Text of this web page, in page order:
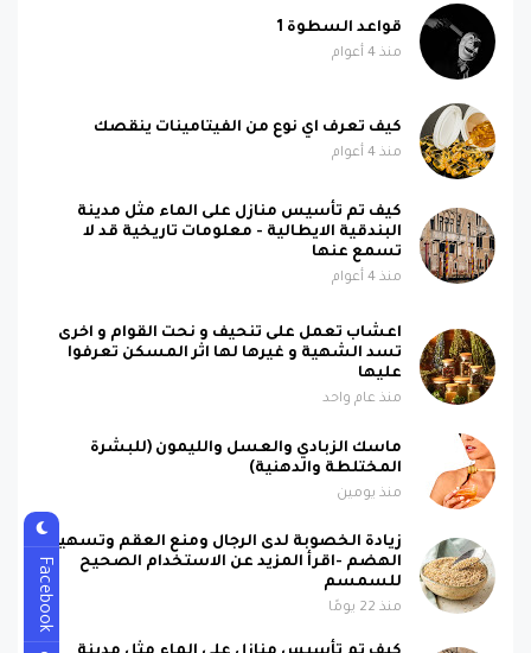
قواعد السطوة 1
منذ 4 أعوام
كيف تعرف اي نوع من الفيتامينات ينقصك
منذ 4 أعوام
كيف تم تأسيس منازل على الماء مثل مدينة
البندقية الايطالية - معلومات تاريخية قد لا
تسمع عنها
منذ 4 أعوام
اعشاب تعمل على تنحيف و نحت القوام و اخرى
تسد الشهية و غيرها لها اثر المسكن تعرفوا
عليها
منذ عام واحد
ماسك الزبادي والعسل والليمون (للبشرة
المختلطة والدهنية)
منذ يومين
زيادة الخصوبة لدى الرجال ومنع العقم وتسهيل
الهضم -اقرأ المزيد عن الاستخدام الصحيح
للسمسم
منذ 22 يومًا Facebook